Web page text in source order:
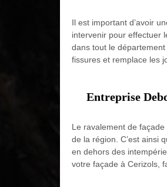
Il est important d’avoir
intervenir pour effectuer
dans tout le
fissures et remplace les
Entreprise
Le ravalement de
de la région. C’est ainsi
en dehors des
votre façade à Cerizols,